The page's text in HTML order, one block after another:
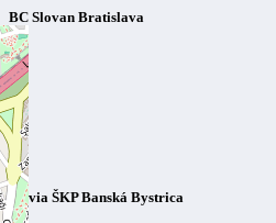
BC Slovan Bratislava
Slávia ŠKP Banská Bystrica